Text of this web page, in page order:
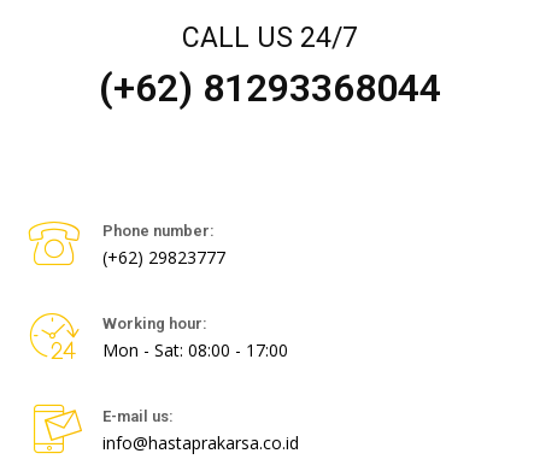
CALL US 24/7
(+62) 81293368044
Phone number:
(+62) 29823777
Working hour:
Mon - Sat: 08:00 - 17:00
E-mail us:
info@hastaprakarsa.co.id